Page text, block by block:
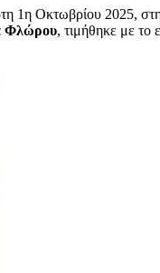
1η Οκτωβρίου 2025,
Φλώρου, τιμήθηκε με το